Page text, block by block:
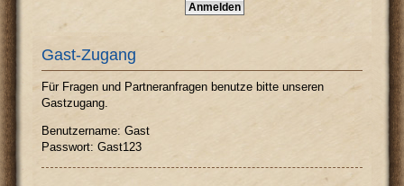
Gast-Zugang
Für Fragen und Partneranfragen benutze bitte unseren
Gastzugang.
Benutzername: Gast
Passwort: Gast123